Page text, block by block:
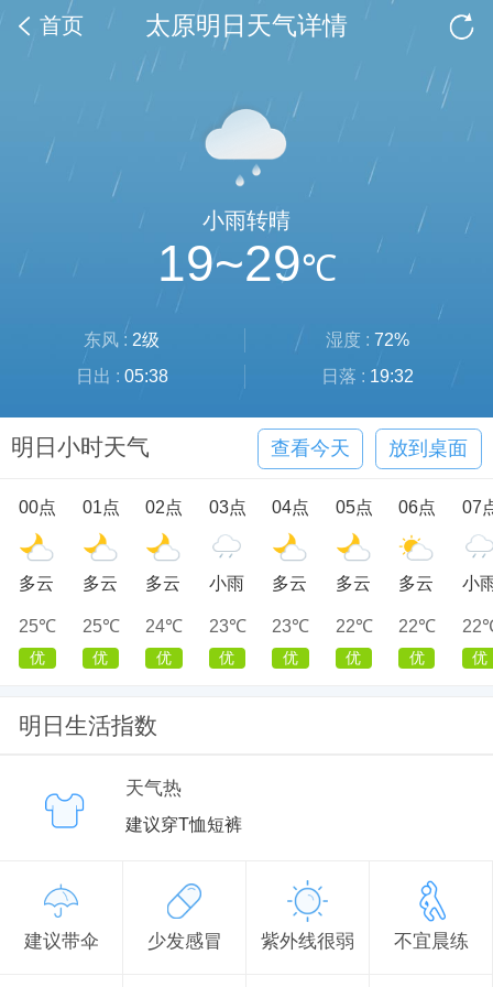
太原明日天气详情
首页
小雨转晴
19~29℃
东风 : 2级 湿度 : 72%
日出 : 05:38 日落 : 19:32
明日小时天气 查看今天 放到桌面
00点
多云
25℃
优
01点
多云
25℃
优
02点
多云
24℃
优
03点
小雨
23℃
优
04点
多云
23℃
优
05点
多云
22℃
优
06点
多云
22℃
优
07
小
优
明日生活指数
天气热
建议穿T恤短裤
建议带伞 少发感冒 紫外线很弱 不宜晨练